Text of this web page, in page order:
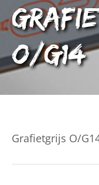
O/G14
Grafietgrijs O/